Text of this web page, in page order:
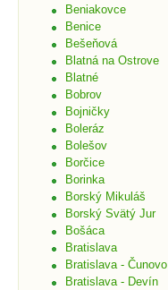
Beniakovce
Benice
Bešeňová
Blatná na Ostrove
Blatné
Bobrov
Bojničky
Boleráz
Bolešov
Borčice
Borinka
Borský Mikuláš
Borský Svätý Jur
Bošáca
Bratislava
Bratislava - Čunovo
Bratislava - Devín